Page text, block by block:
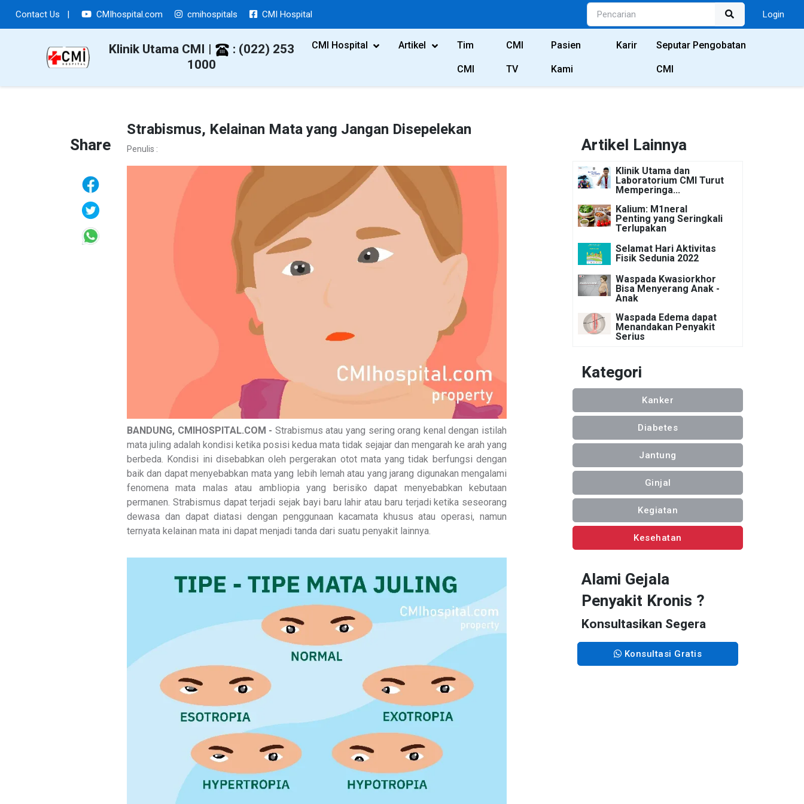
Contact Us | CMIhospital.com cmihospitals CMI Hospital Login
Klinik Utama CMI |
: (022) 253
1000
CMI Hospital Artikel Tim
CMI
CMI
TV
Pasien
Kami
Karir Seputar Pengobatan
CMI
Share
Strabismus, Kelainan Mata yang Jangan Disepelekan
Penulis :
BANDUNG, CMIHOSPITAL.COM - Strabismus atau yang sering orang kenal dengan istilah
mata juling adalah kondisi ketika posisi kedua mata tidak sejajar dan mengarah ke arah yang
berbeda. Kondisi ini disebabkan oleh pergerakan otot mata yang tidak berfungsi dengan
baik dan dapat menyebabkan mata yang lebih lemah atau yang jarang digunakan mengalami
fenomena mata malas atau ambliopia yang berisiko dapat menyebabkan kebutaan
permanen. Strabismus dapat terjadi sejak bayi baru lahir atau baru terjadi ketika seseorang
dewasa dan dapat diatasi dengan penggunaan kacamata khusus atau operasi, namun
ternyata kelainan mata ini dapat menjadi tanda dari suatu penyakit lainnya.
Artikel Lainnya
Klinik Utama dan
Laboratorium CMI Turut
Memperinga...
Kalium: M1neral
Penting yang Seringkali
Terlupakan
Selamat Hari Aktivitas
Fisik Sedunia 2022
Waspada Kwasiorkhor
Bisa Menyerang Anak -
Anak
Waspada Edema dapat
Menandakan Penyakit
Serius
Kategori
Kanker
Diabetes
Jantung
Ginjal
Kegiatan
Kesehatan
Alami Gejala
Penyakit Kronis ?
Konsultasikan Segera
Konsultasi Gratis